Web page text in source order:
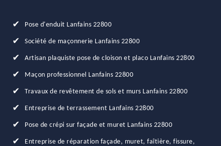
Pose d'enduit Lanfains 22800
Société de maçonnerie Lanfains 22800
Artisan plaquiste pose de cloison et placo Lanfains 22800
Maçon professionnel Lanfains 22800
Travaux de revêtement de sols et murs Lanfains 22800
Entreprise de terrassement Lanfains 22800
Pose de crépi sur façade et muret Lanfains 22800
Entreprise de réparation façade, muret, faîtière, fissure,